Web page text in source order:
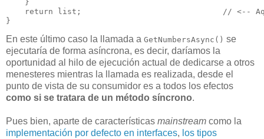
    }
return list;                              // <--
En este último caso la llamada a GetNumbersAsync() se
ejecutaría de forma asíncrona, es decir, daríamos la
oportunidad al hilo de ejecución actual de dedicarse a otros
menesteres mientras la llamada es realizada, desde el
punto de vista de su consumidor es a todos los efectos
como si se tratara de un método síncrono.
Pues bien, aparte de características mainstream como la
implementación por defecto en interfaces, los tipos